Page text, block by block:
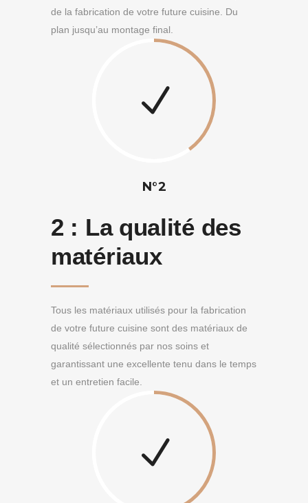
de la fabrication de votre future cuisine. Du
plan jusqu’au montage final.
N°2
2 : La qualité des
matériaux
Tous les matériaux utilisés pour la fabrication
de votre future cuisine sont des matériaux de
qualité sélectionnés par nos soins et
garantissant une excellente tenu dans le temps
et un entretien facile.